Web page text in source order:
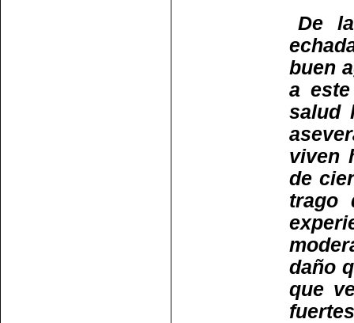
De
buen
a
salud
viven
de
trago
daño
que
fuertes